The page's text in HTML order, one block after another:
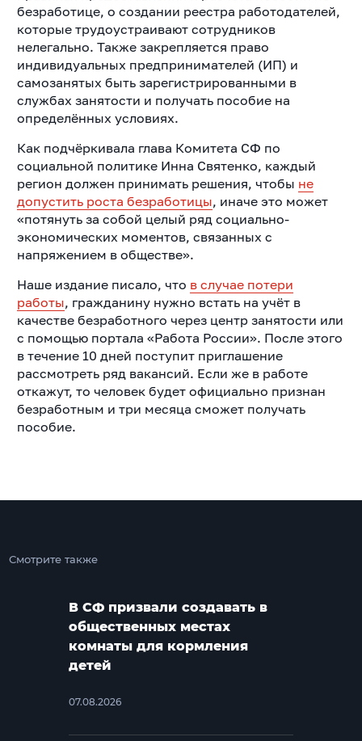
безработице, о создании реестра работодателей,
которые трудоустраивают сотрудников
нелегально. Также закрепляется право
индивидуальных предпринимателей (ИП) и
самозанятых быть зарегистрированными в
службах занятости и получать пособие на
определённых условиях.
Как подчёркивала глава Комитета СФ по
социальной политике Инна Святенко, каждый
регион должен принимать решения, чтобы не
допустить роста безработицы, иначе это может
«потянуть за собой целый ряд социально-
экономических моментов, связанных с
напряжением в обществе».
Наше издание писало, что в случае потери
работы, гражданину нужно встать на учёт в
качестве безработного через центр занятости или
с помощью портала «Работа России». После этого
в течение 10 дней поступит приглашение
рассмотреть ряд вакансий. Если же в работе
откажут, то человек будет официально признан
безработным и три месяца сможет получать
пособие.
Смотрите также
В СФ призвали создавать в
общественных местах
комнаты для кормления
детей
07.08.2026